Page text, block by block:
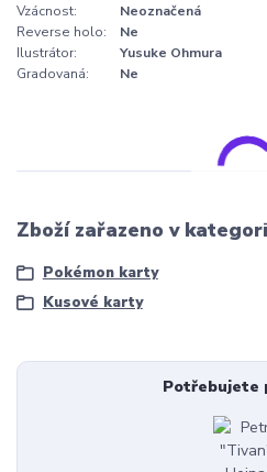
Vzácnost:
Neoznačená
Reverse holo:
Ne
Ilustrátor:
Yusuke Ohmura
Gradovaná:
Ne
Zboží zařazeno v
Pokémon karty
Kusové karty
Potřebujete